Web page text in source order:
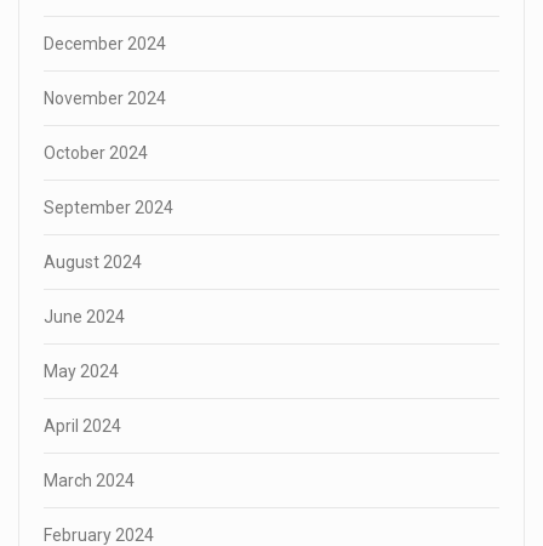
December 2024
November 2024
October 2024
September 2024
August 2024
June 2024
May 2024
April 2024
March 2024
February 2024